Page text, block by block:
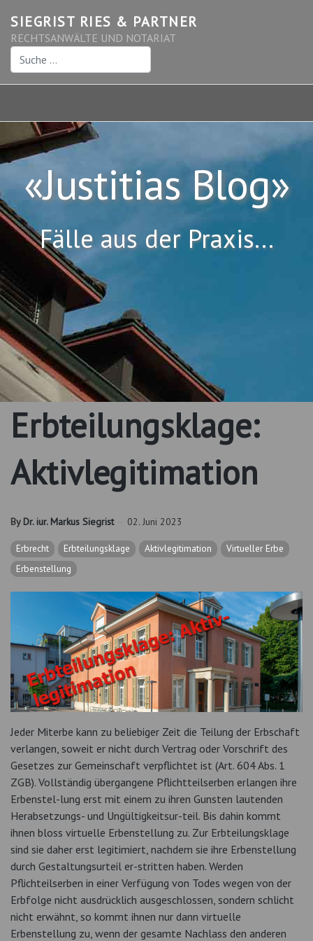
SIEGRIST RIES & PARTNER
RECHTSANWÄLTE UND NOTARIAT
Suchen
«Justitias Blog»
Fälle aus der Praxis...
Erbteilungsklage:
Aktivlegitimation
By Dr. iur. Markus Siegrist 02. Juni 2023
Erbrecht Erbteilungsklage Aktivlegitimation
Virtueller Erbe
Erbenstellung
Jeder Miterbe kann zu beliebiger Zeit die Teilung der Erbschaft
verlangen, soweit er nicht durch Vertrag oder Vorschrift des
Gesetzes zur Gemeinschaft verpflichtet ist (Art. 604 Abs. 1
ZGB). Vollständig übergangene Pflichtteilserben erlangen ihre
Erbenstel-lung erst mit einem zu ihren Gunsten lautenden
Herabsetzungs- und Ungültigkeitsur-teil. Bis dahin kommt
ihnen bloss virtuelle Erbenstellung zu. Zur Erbteilungsklage
sind sie daher erst legitimiert, nachdem sie ihre Erbenstellung
durch Gestaltungsurteil er-stritten haben. Werden
Pflichteilserben in einer Verfügung von Todes wegen von der
Erbfolge nicht ausdrücklich ausgeschlossen, sondern schlicht
nicht erwähnt, so kommt ihnen nur dann virtuelle
Erbenstellung zu, wenn der gesamte Nachlass den anderen